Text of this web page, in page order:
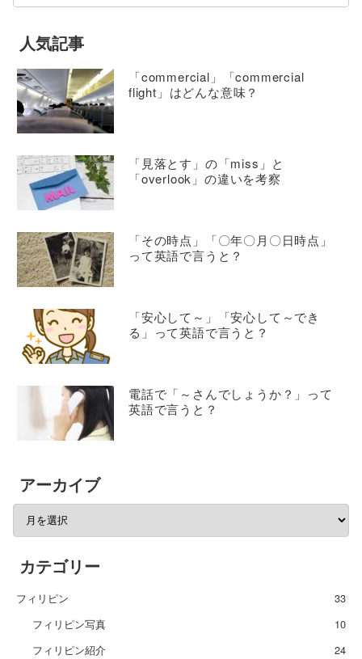
人気記事
「commercial」「commercial
flight」はどんな意味？
「見落とす」の「miss」と
「overlook」の違いを考察
「その時点」「〇年〇月〇日時点」
って英語で言うと？
「安心して～」「安心して～でき
る」って英語で言うと？
電話で「～さんでしょうか？」って
英語で言うと？
アーカイブ
カテゴリー
フィリピン
33
フィリピン写真
10
フィリピン紹介
24